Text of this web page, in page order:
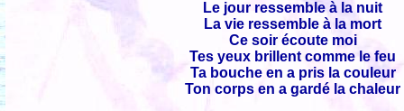
Le jour ressemble à la nuit
La vie ressemble à la mort
Ce soir écoute moi
Tes yeux brillent comme le feu
Ta bouche en a pris la couleur
Ton corps en a gardé la chaleur